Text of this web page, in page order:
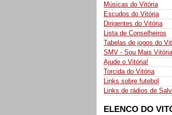
Músicas do Vitória
Escudos do Vitória
Dirigentes do Vitória
Lista de Conselheiros
Tabelas de jogos do
SMV - Sou Mais Vitória
Ajude o Vitória!
Torcida do Vitória
Links sobre futebol
Links de rádios de
ELENCO DO